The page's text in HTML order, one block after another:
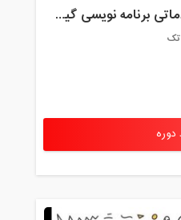
دوره آموزش آنلاین مقدماتی برنامه نویسی گیم میکر کودک و نوجوان (برای نهمین بار) کودک تک
دوره